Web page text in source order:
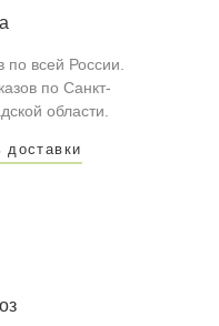
по всей России.
по Санкт-
области.
доставки